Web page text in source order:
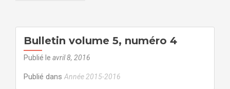
Bulletin volume 5, numéro 4
Publié le avril 8, 2016
Publié dans Année 2015-2016